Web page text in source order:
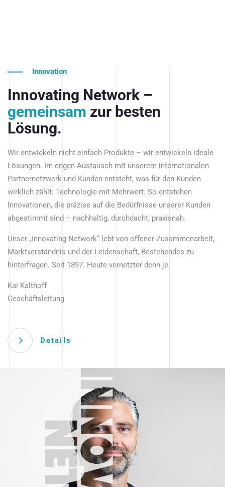
Innovation
Innovating Network –
gemeinsam zur besten
Lösung.
Wir entwickeln nicht einfach Produkte – wir entwickeln ideale
Lösungen. Im engen Austausch mit unserem internationalen
Partnernetzwerk und Kunden entsteht, was für den Kunden
wirklich zählt: Technologie mit Mehrwert. So entstehen
Innovationen, die präzise auf die Bedürfnisse unserer Kunden
abgestimmt sind – nachhaltig, durchdacht, praxisnah.
Unser „Innovating Network“ lebt von offener Zusammenarbeit,
Marktverständnis und der Leidenschaft, Bestehendes zu
hinterfragen. Seit 1897. Heute vernetzter denn je.
Kai Kalthoff
Geschäftsleitung
Details